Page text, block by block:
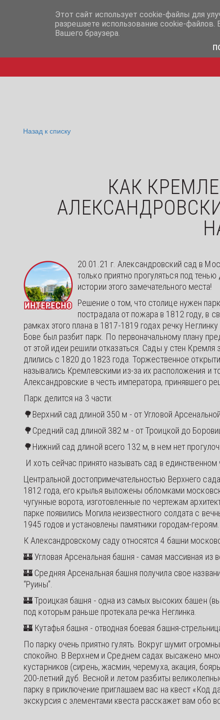
info@iq365.ru +7-
Назад к списку
КАК
20.01.21 г. Александровский сад в
только приятно прогуляться под
истории этого замечательного места!
Решение о том, что столице нужен
пострадала от пожара в 1812 году, в
рамках этого плана в 1817-1819 годах речку
Бове был разбит парк. По первоначальному плану
от этой идеи решили отказаться. Сады у стен
длились с 1820 до 1823 года. Торжественное
назывались Кремлевскими из-за их расположения и
Александровские в честь императора, принявшего
Парк делится на 3 части:
🌳Верхний сад длиной 350 м - от Угловой
🌳Средний сад длиной 382 м - от Троицкой до
🌳Нижний сад длиной всего 132 м, в нем нет
И хоть сейчас принято называть сад в
Центральной достопримечательностью Верхнего
1812 года, его крылья выложены обломками
чугунные ворота, изготовленные по чертежам
парке появились Могила неизвестного солдата с
1945 годов и установлены памятники городам-героям.
К Александровскому саду относятся 4 башни
🏰 Угловая Арсенальная башня - самая массивная из
🏰 Средняя Арсенальная башня получила свое
“Руины”.
🏰 Троицкая башня - одна из самых высоких башен
под которым раньше протекала речка Неглинка.
🏰 Кутафья башня - отводная боевая башня-
По парку очень приятно гулять. Вокруг шумит
спокойно. В Верхнем и Среднем садах высажено
кустарников (сирень, жасмин, черемуха, акация,
200-летний дуб. Весной и летом разбиты
парку в приключение приглашаем вас на квест «Код
экскурсия с элементами квеста расскажет вам обо
Этот сайт использует cookie-файлы для
разрешаете использование cookie-
Вашего браузера.